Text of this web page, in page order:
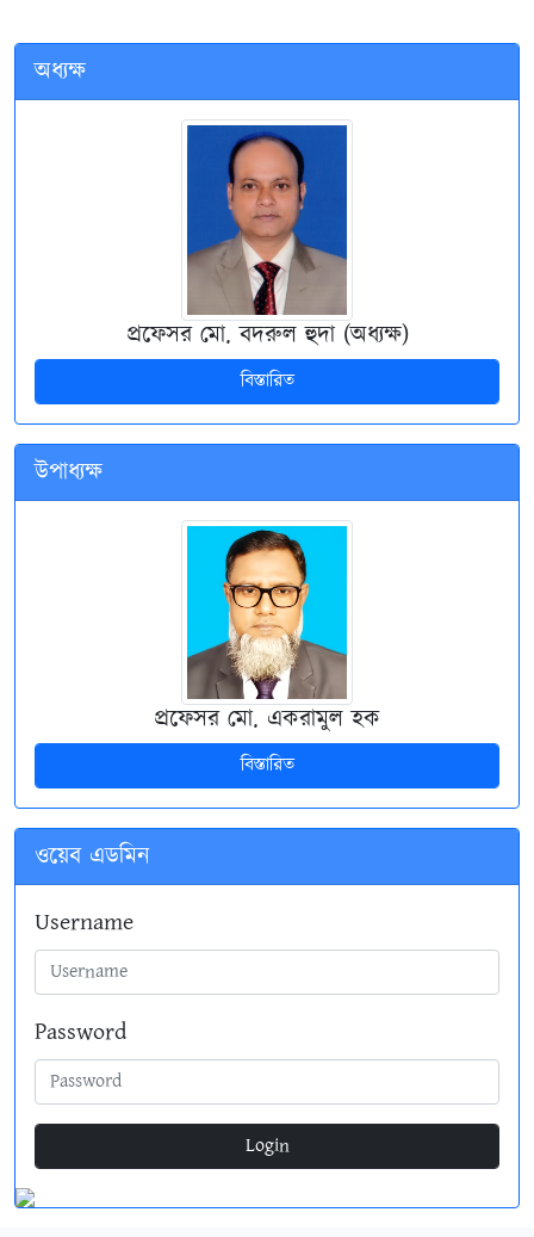
অধ্যক্ষ
প্রফেসর মো. বদরুল হুদা (অধ্যক্ষ)
বিস্তারিত
উপাধ্যক্ষ
প্রফেসর মো. একরামুল হক
বিস্তারিত
ওয়েব এডমিন
Username
Password
Login